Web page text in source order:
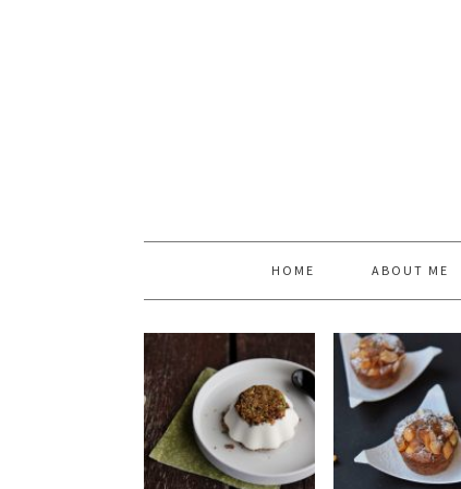
HOME ABOUT ME